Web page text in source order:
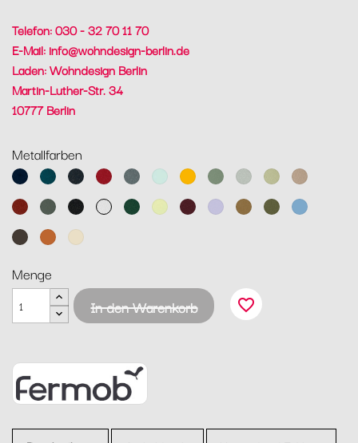
Telefon: 030 - 32 70 11 70
E-Mail: info@wohndesign-berlin.de
Laden: Wohndesign Berlin
Martin-Luther-Str. 34
10777 Berlin
Metallfarben
AbyssblauAcapulcoblau
Anthrazit
Chili Gewittergrau
Gletscherminze
HonigKaktusLehmgrau
LindgrünMuskat
OckerRosmarinLakritzBaumwollweiß
Zederngrün
Zitronensorbet
Schwarzkirsche
Marshmallo
Lebkuchen
PestoMaya
TonkaKandierte
Latte-
Menge
In den Warenkorb
favorite_border